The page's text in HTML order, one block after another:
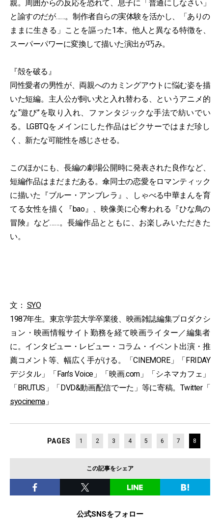
親。周囲からの反応を恐れて、息子に「普通にしなさい」
と諭すのだが……。制作者自らの実体験を活かし、「ありの
ままに生きる」ことを謳った1本。他人と異なる特徴を、
スーパーパワーに変換して描いた演出が巧み。
『殻を破る』
同性愛者の男性が、両親へのカミングアウトに悩む姿を描
いた短編。主人公が飼い犬と入れ替わる、というアニメ的
な“遊び”を取り入れ、ファンタジックな手法で紡いでい
る。LGBTQをメインにした作品はピクサーではまだ珍し
く、新たな可能性を感じさせる。
このほかにも、長編の劇場公開時に発表された良作など、
短編作品はまだまだある。傘同士の恋愛をロマンティック
に描いた『ブルー・アンブレラ』、しゃべる中華まんを育
てる女性を描く『bao』、映像美に心奪われる『ひな鳥の
冒険』など……。長編作品とともに、お楽しみいただきた
い。
文： SYO
1987年生。東京学芸大学卒業後、映画雑誌編集プロダクシ
ョン・映画情報サイト勤務を経て映画ライター／編集者
に。インタビュー・レビュー・コラム・イベント出演・推
薦コメント等、幅広く手がける。「CINEMORE」「FRIDAY
デジタル」「Fan's Voice」「映画.com」「シネマカフェ」
「BRUTUS」「DVD&動画配信でーた」等に寄稿。Twitter「
syocinema」
PAGES 1 2 3 4 5 6 7 8
この記事をシェア
公式SNSをフォロー